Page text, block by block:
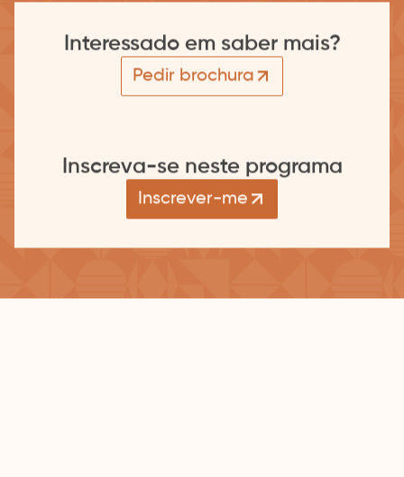
Interessado em saber mais?
Pedir brochura
Inscreva-se neste programa
Inscrever-me